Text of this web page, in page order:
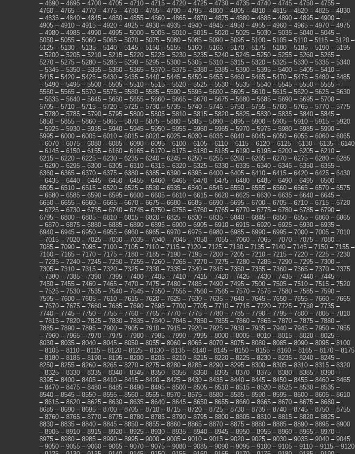
– 4690 – 4695 – 4700 – 4705 – 4710 – 4715 – 4720 – 4725 – 4730 – 4735 – 4740 – 4745 – 4750 – 4755 –
4760 – 4765 – 4770 – 4775 – 4780 – 4785 – 4790 – 4795 – 4800 – 4805 – 4810 – 4815 – 4820 – 4825 – 4830
– 4835 – 4840 – 4845 – 4850 – 4855 – 4860 – 4865 – 4870 – 4875 – 4880 – 4885 – 4890 – 4895 – 4900 –
4905 – 4910 – 4915 – 4920 – 4925 – 4930 – 4935 – 4940 – 4945 – 4950 – 4955 – 4960 – 4965 – 4970 – 4975
– 4980 – 4985 – 4990 – 4995 – 5000 – 5005 – 5010 – 5015 – 5020 – 5025 – 5030 – 5035 – 5040 – 5045 –
5050 – 5055 – 5060 – 5065 – 5070 – 5075 – 5080 – 5085 – 5090 – 5095 – 5100 – 5105 – 5110 – 5115 – 5120 –
5125 – 5130 – 5135 – 5140 – 5145 – 5150 – 5155 – 5160 – 5165 – 5170 – 5175 – 5180 – 5185 – 5190 – 5195
– 5200 – 5205 – 5210 – 5215 – 5220 – 5225 – 5230 – 5235 – 5240 – 5245 – 5250 – 5255 – 5260 – 5265 –
5270 – 5275 – 5280 – 5285 – 5290 – 5295 – 5300 – 5305 – 5310 – 5315 – 5320 – 5325 – 5330 – 5335 – 5340
– 5345 – 5350 – 5355 – 5360 – 5365 – 5370 – 5375 – 5380 – 5385 – 5390 – 5395 – 5400 – 5405 – 5410 –
5415 – 5420 – 5425 – 5430 – 5435 – 5440 – 5445 – 5450 – 5455 – 5460 – 5465 – 5470 – 5475 – 5480 – 5485
– 5490 – 5495 – 5500 – 5505 – 5510 – 5515 – 5520 – 5525 – 5530 – 5535 – 5540 – 5545 – 5550 – 5555 –
5560 – 5565 – 5570 – 5575 – 5580 – 5585 – 5590 – 5595 – 5600 – 5605 – 5610 – 5615 – 5620 – 5625 – 5630
– 5635 – 5640 – 5645 – 5650 – 5655 – 5660 – 5665 – 5670 – 5675 – 5680 – 5685 – 5690 – 5695 – 5700 –
5705 – 5710 – 5715 – 5720 – 5725 – 5730 – 5735 – 5740 – 5745 – 5750 – 5755 – 5760 – 5765 – 5770 – 5775
– 5780 – 5785 – 5790 – 5795 – 5800 – 5805 – 5810 – 5815 – 5820 – 5825 – 5830 – 5835 – 5840 – 5845 –
5850 – 5855 – 5860 – 5865 – 5870 – 5875 – 5880 – 5885 – 5890 – 5895 – 5900 – 5905 – 5910 – 5915 – 5920
– 5925 – 5930 – 5935 – 5940 – 5945 – 5950 – 5955 – 5960 – 5965 – 5970 – 5975 – 5980 – 5985 – 5990 –
5995 – 6000 – 6005 – 6010 – 6015 – 6020 – 6025 – 6030 – 6035 – 6040 – 6045 – 6050 – 6055 – 6060 – 6065
– 6070 – 6075 – 6080 – 6085 – 6090 – 6095 – 6100 – 6105 – 6110 – 6115 – 6120 – 6125 – 6130 – 6135 – 6140
– 6145 – 6150 – 6155 – 6160 – 6165 – 6170 – 6175 – 6180 – 6185 – 6190 – 6195 – 6200 – 6205 – 6210 –
6215 – 6220 – 6225 – 6230 – 6235 – 6240 – 6245 – 6250 – 6255 – 6260 – 6265 – 6270 – 6275 – 6280 – 6285
– 6290 – 6295 – 6300 – 6305 – 6310 – 6315 – 6320 – 6325 – 6330 – 6335 – 6340 – 6345 – 6350 – 6355 –
6360 – 6365 – 6370 – 6375 – 6380 – 6385 – 6390 – 6395 – 6400 – 6405 – 6410 – 6415 – 6420 – 6425 – 6430
– 6435 – 6440 – 6445 – 6450 – 6455 – 6460 – 6465 – 6470 – 6475 – 6480 – 6485 – 6490 – 6495 – 6500 –
6505 – 6510 – 6515 – 6520 – 6525 – 6530 – 6535 – 6540 – 6545 – 6550 – 6555 – 6560 – 6565 – 6570 – 6575
– 6580 – 6585 – 6590 – 6595 – 6600 – 6605 – 6610 – 6615 – 6620 – 6625 – 6630 – 6635 – 6640 – 6645 –
6650 – 6655 – 6660 – 6665 – 6670 – 6675 – 6680 – 6685 – 6690 – 6695 – 6700 – 6705 – 6710 – 6715 – 6720
– 6725 – 6730 – 6735 – 6740 – 6745 – 6750 – 6755 – 6760 – 6765 – 6770 – 6775 – 6780 – 6785 – 6790 –
6795 – 6800 – 6805 – 6810 – 6815 – 6820 – 6825 – 6830 – 6835 – 6840 – 6845 – 6850 – 6855 – 6860 – 6865
– 6870 – 6875 – 6880 – 6885 – 6890 – 6895 – 6900 – 6905 – 6910 – 6915 – 6920 – 6925 – 6930 – 6935 –
6940 – 6945 – 6950 – 6955 – 6960 – 6965 – 6970 – 6975 – 6980 – 6985 – 6990 – 6995 – 7000 – 7005 – 7010
– 7015 – 7020 – 7025 – 7030 – 7035 – 7040 – 7045 – 7050 – 7055 – 7060 – 7065 – 7070 – 7075 – 7080 –
7085 – 7090 – 7095 – 7100 – 7105 – 7110 – 7115 – 7120 – 7125 – 7130 – 7135 – 7140 – 7145 – 7150 – 7155 –
7160 – 7165 – 7170 – 7175 – 7180 – 7185 – 7190 – 7195 – 7200 – 7205 – 7210 – 7215 – 7220 – 7225 – 7230
– 7235 – 7240 – 7245 – 7250 – 7255 – 7260 – 7265 – 7270 – 7275 – 7280 – 7285 – 7290 – 7295 – 7300 –
7305 – 7310 – 7315 – 7320 – 7325 – 7330 – 7335 – 7340 – 7345 – 7350 – 7355 – 7360 – 7365 – 7370 – 7375
– 7380 – 7385 – 7390 – 7395 – 7400 – 7405 – 7410 – 7415 – 7420 – 7425 – 7430 – 7435 – 7440 – 7445 –
7450 – 7455 – 7460 – 7465 – 7470 – 7475 – 7480 – 7485 – 7490 – 7495 – 7500 – 7505 – 7510 – 7515 – 7520
– 7525 – 7530 – 7535 – 7540 – 7545 – 7550 – 7555 – 7560 – 7565 – 7570 – 7575 – 7580 – 7585 – 7590 –
7595 – 7600 – 7605 – 7610 – 7615 – 7620 – 7625 – 7630 – 7635 – 7640 – 7645 – 7650 – 7655 – 7660 – 7665
– 7670 – 7675 – 7680 – 7685 – 7690 – 7695 – 7700 – 7705 – 7710 – 7715 – 7720 – 7725 – 7730 – 7735 –
7740 – 7745 – 7750 – 7755 – 7760 – 7765 – 7770 – 7775 – 7780 – 7785 – 7790 – 7795 – 7800 – 7805 – 7810
– 7815 – 7820 – 7825 – 7830 – 7835 – 7840 – 7845 – 7850 – 7855 – 7860 – 7865 – 7870 – 7875 – 7880 –
7885 – 7890 – 7895 – 7900 – 7905 – 7910 – 7915 – 7920 – 7925 – 7930 – 7935 – 7940 – 7945 – 7950 – 7955
– 7960 – 7965 – 7970 – 7975 – 7980 – 7985 – 7990 – 7995 – 8000 – 8005 – 8010 – 8015 – 8020 – 8025 –
8030 – 8035 – 8040 – 8045 – 8050 – 8055 – 8060 – 8065 – 8070 – 8075 – 8080 – 8085 – 8090 – 8095 – 8100
– 8105 – 8110 – 8115 – 8120 – 8125 – 8130 – 8135 – 8140 – 8145 – 8150 – 8155 – 8160 – 8165 – 8170 – 8175
– 8180 – 8185 – 8190 – 8195 – 8200 – 8205 – 8210 – 8215 – 8220 – 8225 – 8230 – 8235 – 8240 – 8245 –
8250 – 8255 – 8260 – 8265 – 8270 – 8275 – 8280 – 8285 – 8290 – 8295 – 8300 – 8305 – 8310 – 8315 – 8320
– 8325 – 8330 – 8335 – 8340 – 8345 – 8350 – 8355 – 8360 – 8365 – 8370 – 8375 – 8380 – 8385 – 8390 –
8395 – 8400 – 8405 – 8410 – 8415 – 8420 – 8425 – 8430 – 8435 – 8440 – 8445 – 8450 – 8455 – 8460 – 8465
– 8470 – 8475 – 8480 – 8485 – 8490 – 8495 – 8500 – 8505 – 8510 – 8515 – 8520 – 8525 – 8530 – 8535 –
8540 – 8545 – 8550 – 8555 – 8560 – 8565 – 8570 – 8575 – 8580 – 8585 – 8590 – 8595 – 8600 – 8605 – 8610
– 8615 – 8620 – 8625 – 8630 – 8635 – 8640 – 8645 – 8650 – 8655 – 8660 – 8665 – 8670 – 8675 – 8680 –
8685 – 8690 – 8695 – 8700 – 8705 – 8710 – 8715 – 8720 – 8725 – 8730 – 8735 – 8740 – 8745 – 8750 – 8755
– 8760 – 8765 – 8770 – 8775 – 8780 – 8785 – 8790 – 8795 – 8800 – 8805 – 8810 – 8815 – 8820 – 8825 –
8830 – 8835 – 8840 – 8845 – 8850 – 8855 – 8860 – 8865 – 8870 – 8875 – 8880 – 8885 – 8890 – 8895 – 8900
– 8905 – 8910 – 8915 – 8920 – 8925 – 8930 – 8935 – 8940 – 8945 – 8950 – 8955 – 8960 – 8965 – 8970 –
8975 – 8980 – 8985 – 8990 – 8995 – 9000 – 9005 – 9010 – 9015 – 9020 – 9025 – 9030 – 9035 – 9040 – 9045
– 9050 – 9055 – 9060 – 9065 – 9070 – 9075 – 9080 – 9085 – 9090 – 9095 – 9100 – 9105 – 9110 – 9115 – 9120